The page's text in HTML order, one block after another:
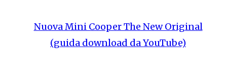
Nuova Mini Cooper The New Original
(guida download da YouTube)